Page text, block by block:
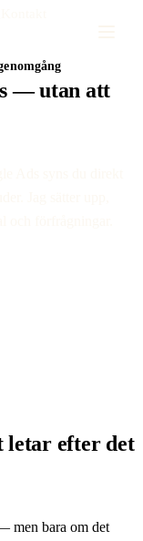
— utan att
letar efter det
men bara om det